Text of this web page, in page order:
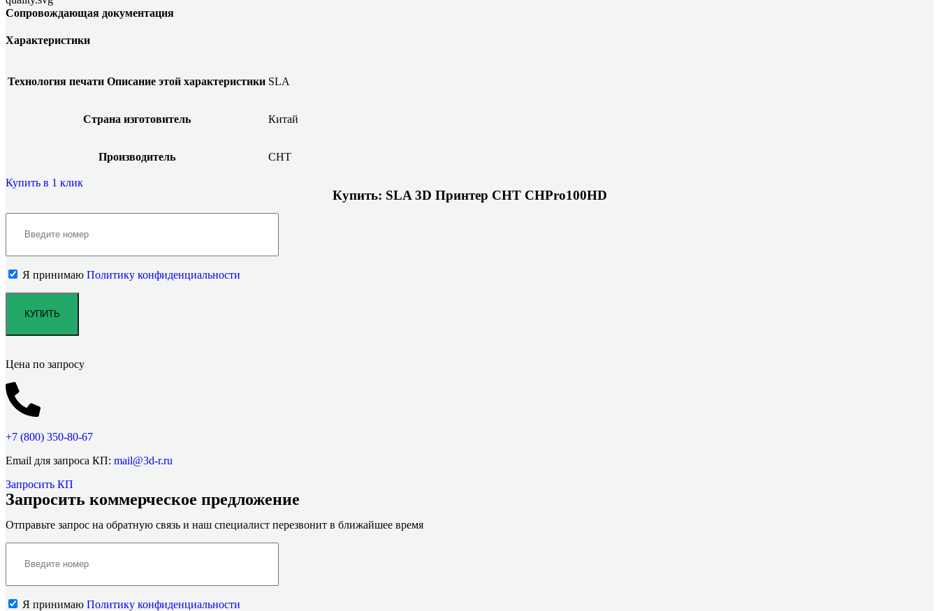
Сопровождающая документация
Характеристики
Технология печати Описание этой характеристики SLA
Страна изготовитель Китай
Производитель CHT
Купить в 1 клик
Купить: SLA 3D Принтер CHT CHPro100HD
Я принимаю Политику конфиденциальности
Цена по запросу
+7 (800) 350-80-67
Email для запроса КП: mail@3d-r.ru
Запросить КП
Запросить коммерческое предложение
Отправьте запрос на обратную связь и наш специалист перезвонит в ближайшее время
Я принимаю Политику конфиденциальности